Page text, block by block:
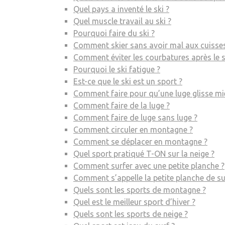
Quel pays a inventé le ski ?
Quel muscle travail au ski ?
Pourquoi faire du ski ?
Comment skier sans avoir mal aux
Comment éviter les courbatures après le
Pourquoi le ski fatigue ?
Est-ce que le ski est un sport ?
Comment faire pour qu’une luge glisse
Comment faire de la luge ?
Comment faire de luge sans luge ?
Comment circuler en montagne ?
Comment se déplacer en montagne ?
Quel sport pratiqué T-ON sur la neige ?
Comment surfer avec une petite planche ?
Comment s’appelle la petite planche de
Quels sont les sports de montagne ?
Quel est le meilleur sport d’hiver ?
Quels sont les sports de neige ?